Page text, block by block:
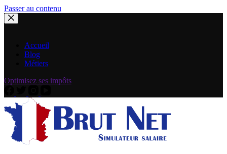
Passer au contenu
Accueil
Blog
Métiers
Optimisez ses impôts